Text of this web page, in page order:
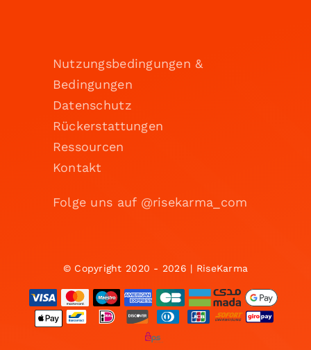
Nutzungsbedingungen &
Bedingungen
Datenschutz
Rückerstattungen
Ressourcen
Kontakt
Folge uns auf @risekarma_com
© Copyright 2020 - 2026 | RiseKarma